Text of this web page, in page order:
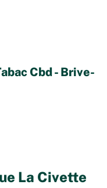
Cbd - Brive-
La Civette